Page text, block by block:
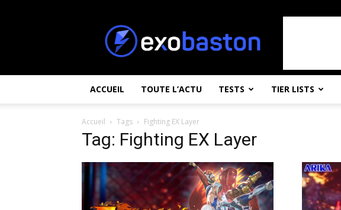
ACCUEIL TOUTE L’ACTU TESTS TIER LISTS
Accueil Tags Fighting EX Layer
Tag: Fighting EX Layer